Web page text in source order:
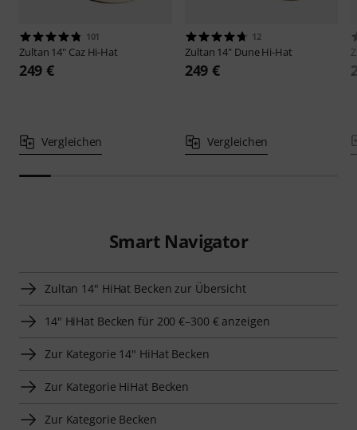
101
Zultan 14" Caz Hi-Hat
249 €
Vergleichen
12
Zultan 14" Dune Hi-Hat
249 €
Vergleichen
Smart Navigator
Zultan 14" HiHat Becken zur Übersicht
14" HiHat Becken für 200 €–300 € anzeigen
Zur Kategorie 14" HiHat Becken
Zur Kategorie HiHat Becken
Zur Kategorie Becken